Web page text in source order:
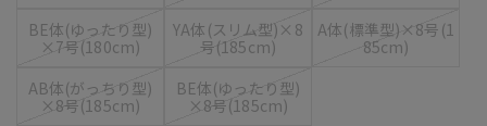
BE体(ゆったり型)
×7号(180cm)
YA体(スリム型)×8
号(185cm)
A体(標準型)×8号(1
85cm)
AB体(がっちり型)
×8号(185cm)
BE体(ゆったり型)
×8号(185cm)